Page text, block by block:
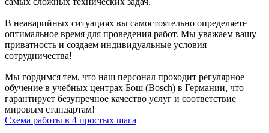
В неаварийных ситуациях вы самостоятельно определяете
оптимальное время для проведения работ. Мы уважаем вашу
приватность и создаем индивидуальные условия
сотрудничества!
Мы гордимся тем, что наш персонал проходит регулярное
обучение в учебных центрах Бош (Bosch) в Германии, что
гарантирует безупречное качество услуг и соответствие
мировым стандартам!
Схема работы в 4 простых шага